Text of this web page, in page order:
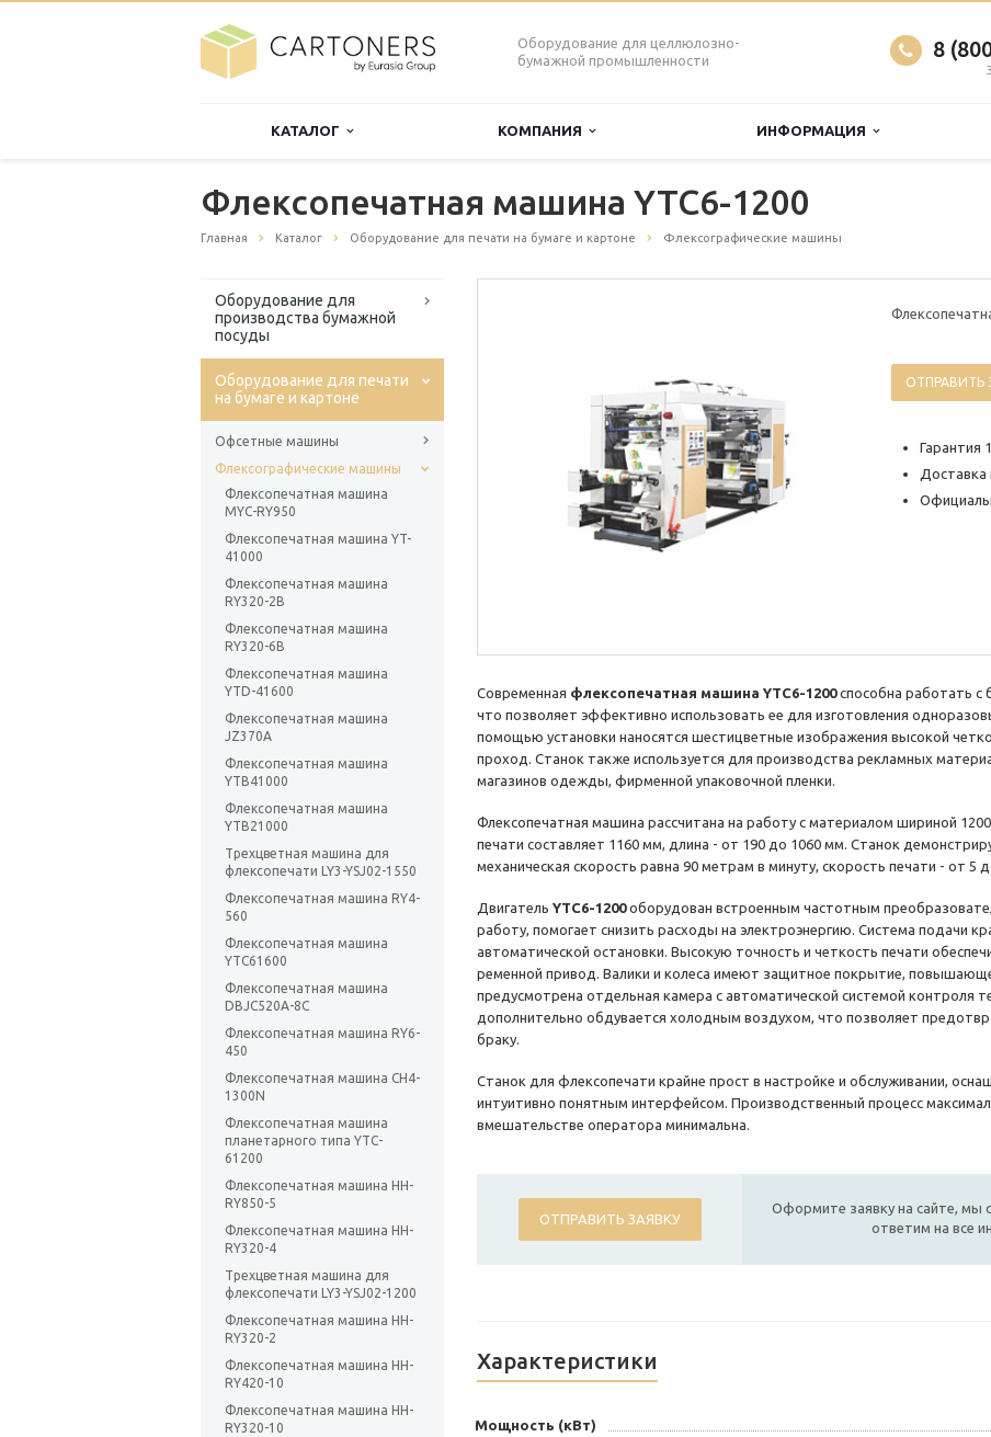
Оборудование для целлюлозно-
бумажной промышленности
8
КАТАЛОГ КОМПАНИЯ ИНФОРМАЦИЯ
Флексопечатная машина YTC6-1200
Главная Каталог Оборудование для печати на бумаге и картоне Флексографические машины
Оборудование для
производства бумажной
посуды
Оборудование для печати
на бумаге и картоне
Офсетные машины
Флексографические машины
Флексопечатная машина
MYC-RY950
Флексопечатная машина YT-
41000
Флексопечатная машина
RY320-2B
Флексопечатная машина
RY320-6B
Флексопечатная машина
YTD-41600
Флексопечатная машина
JZ370A
Флексопечатная машина
YTB41000
Флексопечатная машина
YTB21000
Трехцветная машина для
флексопечати LY3-YSJ02-1550
Флексопечатная машина RY4-
560
Флексопечатная машина
YTC61600
Флексопечатная машина
DBJC520A-8C
Флексопечатная машина RY6-
450
Флексопечатная машина CH4-
1300N
Флексопечатная машина
планетарного типа YTC-
61200
Флексопечатная машина HH-
RY850-5
Флексопечатная машина HH-
RY320-4
Трехцветная машина для
флексопечати LY3-YSJ02-1200
Флексопечатная машина HH-
RY320-2
Флексопечатная машина HH-
RY420-10
Флексопечатная машина HH-
RY320-10
ОТПРАВИТЬ
Гарантия
Доставка
Современная флексопечатная машина YTC6-1200способна работать с
что позволяет эффективно использовать ее для изготовления
помощью установки наносятся шестицветные изображения высокой
проход. Станок также используется для производства рекламных
магазинов одежды, фирменной упаковочной пленки.
Флексопечатная машина рассчитана на работу с материалом шириной
печати составляет 1160 мм, длина - от 190 до 1060 мм. Станок
механическая скорость равна 90 метрам в минуту, скорость печати - от 5
Двигатель YTC6-1200оборудован встроенным частотным
работу, помогает снизить расходы на электроэнергию. Система подачи
автоматической остановки. Высокую точность и четкость печати
ременной привод. Валики и колеса имеют защитное покрытие,
предусмотрена отдельная камера с автоматической системой контроля
дополнительно обдувается холодным воздухом, что позволяет
браку.
Станок для флексопечати крайне прост в настройке и обслуживании,
интуитивно понятным интерфейсом. Производственный процесс
вмешательстве оператора минимальна.
ОТПРАВИТЬ ЗАЯВКУ
Оформите заявку на сайте, мы
ответим на все
Характеристики
Мощность (кВт)